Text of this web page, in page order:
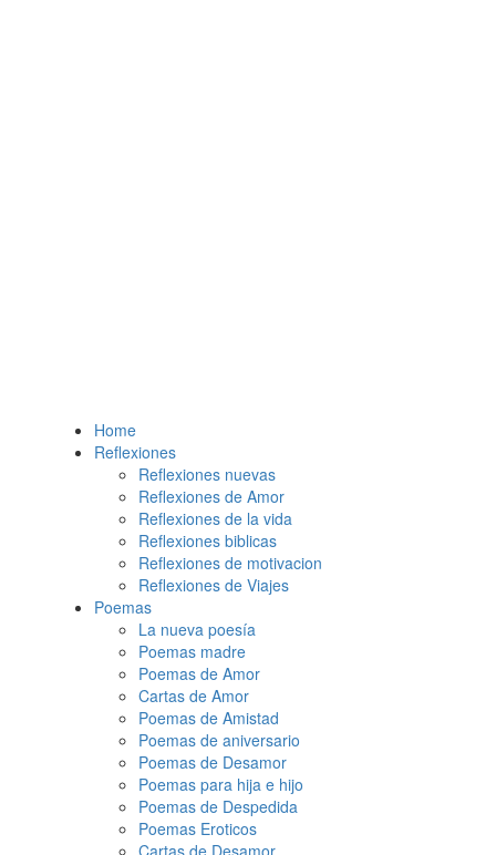
Home
Reflexiones
Reflexiones nuevas
Reflexiones de Amor
Reflexiones de la vida
Reflexiones biblicas
Reflexiones de motivacion
Reflexiones de Viajes
Poemas
La nueva poesía
Poemas madre
Poemas de Amor
Cartas de Amor
Poemas de Amistad
Poemas de aniversario
Poemas de Desamor
Poemas para hija e hijo
Poemas de Despedida
Poemas Eroticos